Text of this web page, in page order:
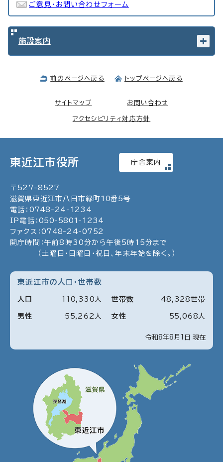
ご意見・お問い合わせフォーム
施設案内
前のページへ戻る トップページへ戻る
サイトマップ お問い合わせ
アクセシビリティ対応方針
東近江市役所 庁舎案内
〒 527-8527
滋賀県東近江市八日市緑町10番5号
電話： 0748 - 24 - 1234
IP電話： 050- 5801 - 1234
ファクス： 0748- 24-0752
開庁時間：午前8時30分から午後5時15分まで
（土曜日・日曜日・祝日、年末年始を除く。）
東近江市の人口・世帯数
令和8年8月1日 現在
人口 110 330 人
男性 55 262 人 女性 55 068 人
世帯数 48 328世帯